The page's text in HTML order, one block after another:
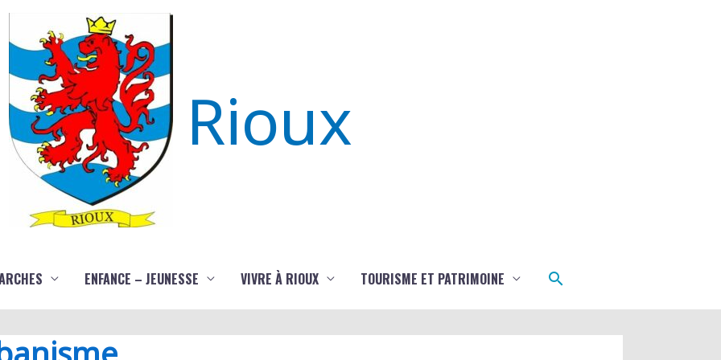
Rioux
ENFANCE – JEUNESSE VIVRE À RIOUX TOURISME ET PATRIMOINE Rechercher